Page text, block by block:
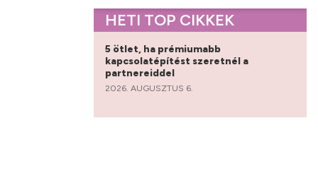
HETI TOP CIKKEK
5 ötlet, ha prémiumabb
kapcsolatépítést szeretnél a
partnereiddel
2026. AUGUSZTUS 6.